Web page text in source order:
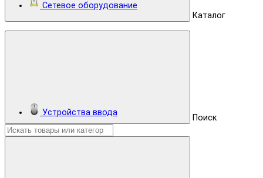
Каталог
Поиск
Сетевое оборудование
Устройства ввода